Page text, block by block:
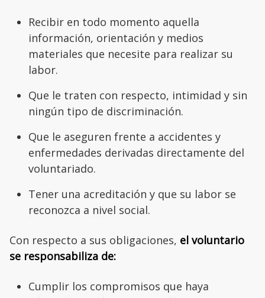
Recibir en todo momento aquella
información, orientación y medios
materiales que necesite para realizar su
labor.
Que le traten con respecto, intimidad y sin
ningún tipo de discriminación.
Que le aseguren frente a accidentes y
enfermedades derivadas directamente del
voluntariado.
Tener una acreditación y que su labor se
reconozca a nivel social.
Con respecto a sus obligaciones, el voluntario
se responsabiliza de:
Cumplir los compromisos que haya